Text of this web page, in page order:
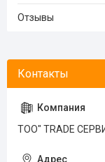
Отзывы
ТОО" TRADE